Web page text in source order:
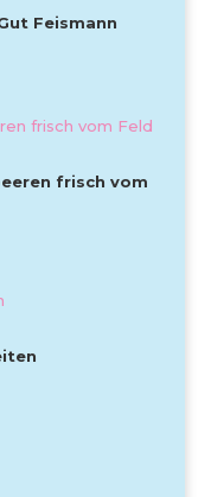
Feismann
frisch vom